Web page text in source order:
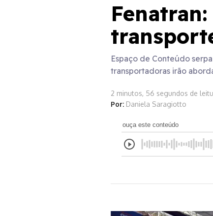
Espaço de Conteúdo
transportadoras irão
2 minutos, 56 segundos de
Por: Daniela Saragiotto
ouça este conteúdo